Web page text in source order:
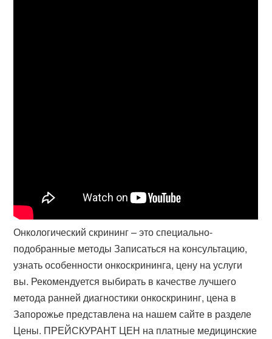
Онкологический скрининг – это специально-
подобранные методы Записаться на консультацию,
узнать особенности онкоскрининга, цену на услуги
вы. Рекомендуется выбирать в качестве лучшего
метода ранней диагностики онкоскрининг, цена в
Запорожье представлена на нашем сайте в разделе
Цены. ПРЕЙСКУРАНТ ЦЕН на платные медицинские